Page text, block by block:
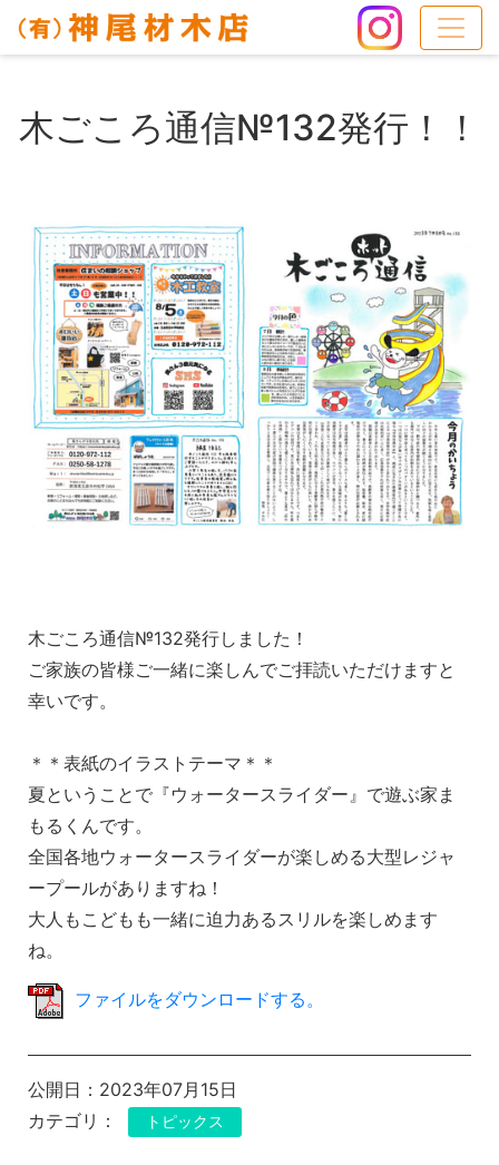
木ごころ通信№132発行！！
木ごころ通信№132発行しました！
ご家族の皆様ご一緒に楽しんでご拝読いただけますと
幸いです。
＊＊表紙のイラストテーマ＊＊
夏ということで『ウォータースライダー』で遊ぶ家ま
もるくんです。
全国各地ウォータースライダーが楽しめる大型レジャ
ープールがありますね！
大人もこどもも一緒に迫力あるスリルを楽しめます
ね。
ファイルをダウンロードする。
公開日：2023年07月15日
カテゴリ：
トピックス